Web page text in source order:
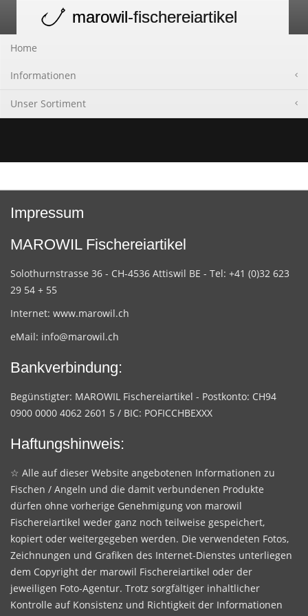
navigation
marowil-fischereiartikel
Home
Informationen
Unser Sortiment
Impressum
MAROWIL Fischereiartikel
Solothurnstrasse 36 - CH-4536 Attiswil BE - Tel: +41 (0)32 623
29 54 + 55
Internet: www.marowil.ch
eMail: info@marowil.ch
Bankverbindung:
Begünstigter: MAROWIL Fischereiartikel - Postkonto: CH94
0900 0000 4062 2601 5 / BIC: POFICCHBEXXX
Haftungshinweis:
☆ Alle auf dieser Website angebotenen Informationen zu
Fischen / Angeln und die damit verbundenen Produkte
dürfen ohne vorherige Genehmigung von marowil
Fischereiartikel weder ganz noch teilweise gespeichert,
kopiert oder weitergegeben werden. Die verwendeten Fotos,
Zeichnungen und Grafiken des Internet-Dienstes unterliegen
dem Copyright der marowil Fischereiartikel oder der
jeweiligen Foto-Agentur. Trotz sorgfältiger inhaltlicher
Kontrolle auf Konsistenz und Richtigkeit der Informationen